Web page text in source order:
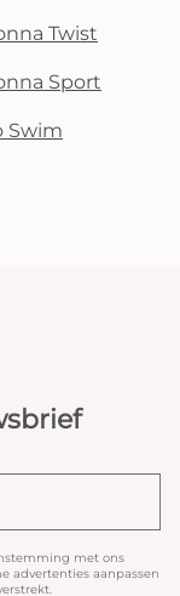
Twist
Sport
Swim
met ons
advertenties aanpassen